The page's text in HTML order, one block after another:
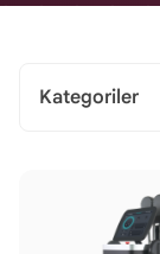
Kategoriler